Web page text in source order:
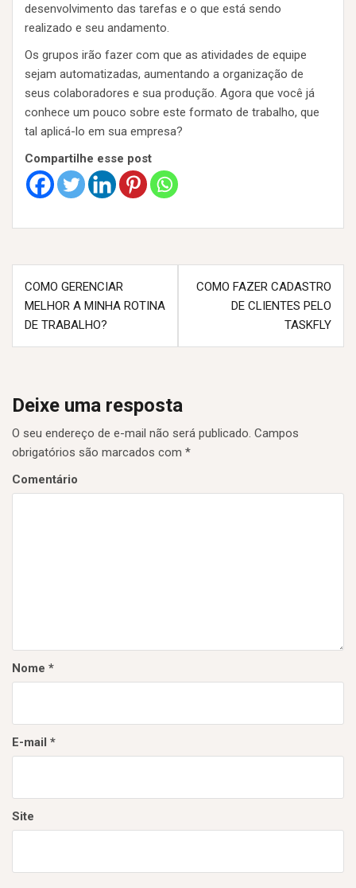
desenvolvimento das tarefas e o que está sendo
realizado e seu andamento.
Os grupos irão fazer com que as atividades de equipe
sejam automatizadas, aumentando a organização de
seus colaboradores e sua produção. Agora que você já
conhece um pouco sobre este formato de trabalho, que
tal aplicá-lo em sua empresa?
Compartilhe esse post
N
v
g
a
ç
ã
t
COMO GERENCIAR
MELHOR A MINHA ROTINA
DE TRABALHO?
COMO FAZER CADASTRO
DE CLIENTES PELO
TASKFLY
Deixe uma resposta
O seu endereço de e-mail não será publicado. Campos
obrigatórios são marcados com *
Comentário
Nome *
E-mail *
Site